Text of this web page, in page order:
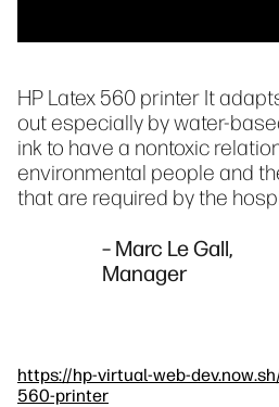
HP Latex 560 printer It
out especially by water-
ink to have a nontoxic
environmental people and
that are required by the
– Marc Le Gall,
Manager
https://hp-virtual-web-
560-printer